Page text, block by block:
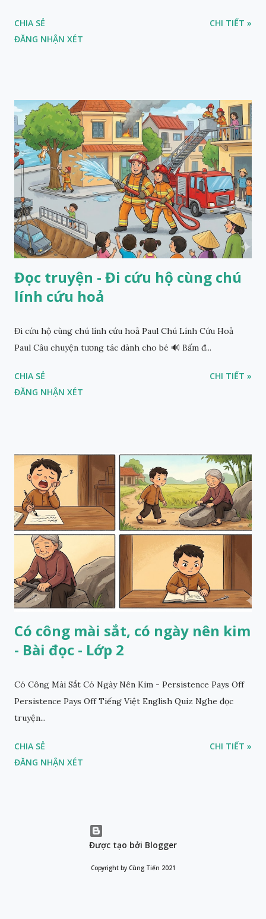
CHIA SẺ
ĐĂNG NHẬN XÉT
CHI TIẾT »
Đọc truyện - Đi cứu hộ cùng chú
lính cứu hoả
Đi cứu hộ cùng chú lính cứu hoả Paul Chú Lính Cứu Hoả
Paul Câu chuyện tương tác dành cho bé 🔊 Bấm đ...
CHIA SẺ
ĐĂNG NHẬN XÉT
CHI TIẾT »
Có công mài sắt, có ngày nên kim
- Bài đọc - Lớp 2
Có Công Mài Sắt Có Ngày Nên Kim - Persistence Pays Off
Persistence Pays Off Tiếng Việt English Quiz Nghe đọc
truyện...
CHIA SẺ
ĐĂNG NHẬN XÉT
CHI TIẾT »
Được tạo bởi Blogger
Copyright by Cùng Tiến 2021